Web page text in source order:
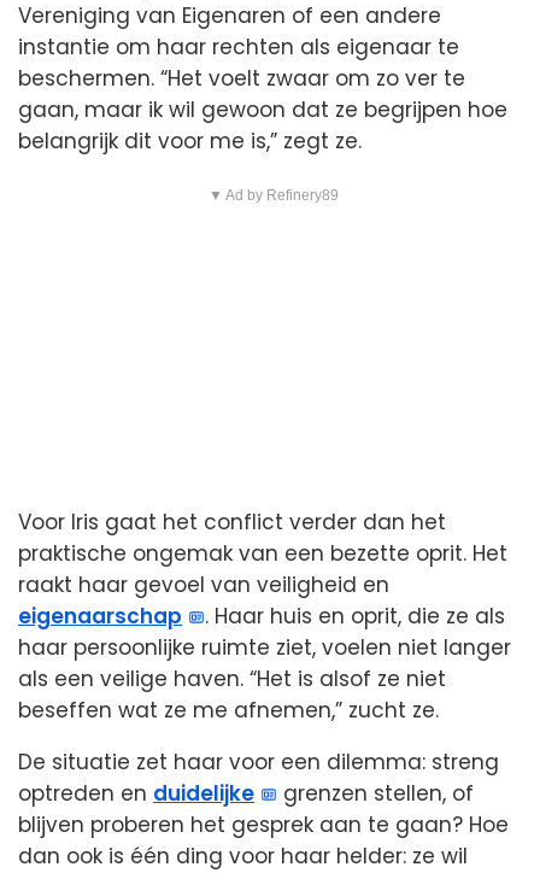
Vereniging van Eigenaren of een andere
instantie om haar rechten als eigenaar te
beschermen. “Het voelt zwaar om zo ver te
gaan, maar ik wil gewoon dat ze begrijpen hoe
belangrijk dit voor me is,” zegt ze.
▼ Ad by Refinery89
Voor Iris gaat het conflict verder dan het
praktische ongemak van een bezette oprit. Het
raakt haar gevoel van veiligheid en
eigenaarschap
. Haar huis en oprit, die ze als
haar persoonlijke ruimte ziet, voelen niet langer
als een veilige haven. “Het is alsof ze niet
beseffen wat ze me afnemen,” zucht ze.
De situatie zet haar voor een dilemma: streng
optreden en duidelijke
grenzen stellen, of
blijven proberen het gesprek aan te gaan? Hoe
dan ook is één ding voor haar helder: ze wil